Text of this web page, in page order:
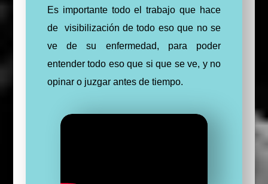
Es importante todo el trabajo que hace
de visibilización de todo eso que no se
ve de su enfermedad, para poder
entender todo eso que si que se ve, y no
opinar o juzgar antes de tiempo.